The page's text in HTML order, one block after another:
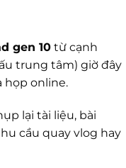
gen 10 từ cạnh
trung tâm) giờ đây
họp online.
lại tài liệu, bài
cầu quay vlog hay